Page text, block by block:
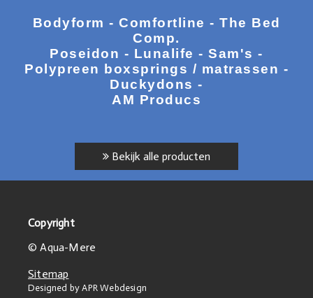
Bodyform - Comfortline - The Bed
Comp.
Poseidon - Lunalife - Sam's -
Polypreen boxsprings / matrassen -
Duckydons -
AM Producs
Bekijk alle producten
Copyright
© Aqua-Mere
Sitemap
Designed by APR Webdesign